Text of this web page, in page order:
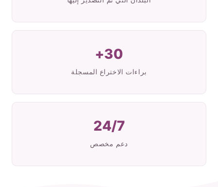
30+
براءات الاختراع المسجلة
24/7
دعم مخصص